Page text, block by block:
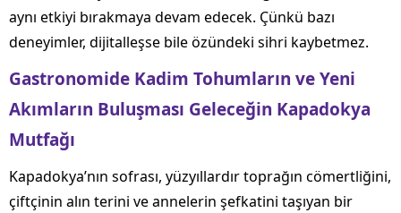
aynı etkiyi bırakmaya devam edecek. Çünkü bazı
deneyimler, dijitalleşse bile özündeki sihri kaybetmez.
Gastronomide Kadim Tohumların ve Yeni
Akımların Buluşması Geleceğin Kapadokya
Mutfağı
Kapadokya’nın sofrası, yüzyıllardır toprağın cömertliğini,
çiftçinin alın terini ve annelerin şefkatini taşıyan bir